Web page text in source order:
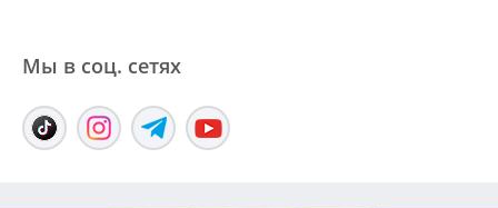
Мы в соц. сетяx